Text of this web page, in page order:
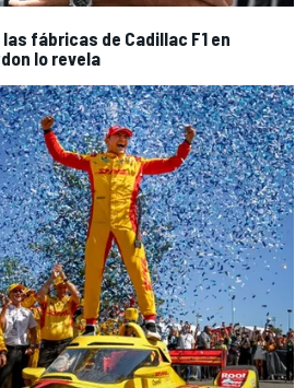
fábricas de Cadillac F1 en
lo revela